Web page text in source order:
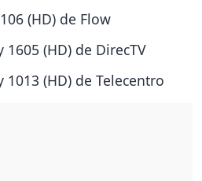
(HD) de Flow
1605 (HD) de DirecTV
1013 (HD) de Telecentro